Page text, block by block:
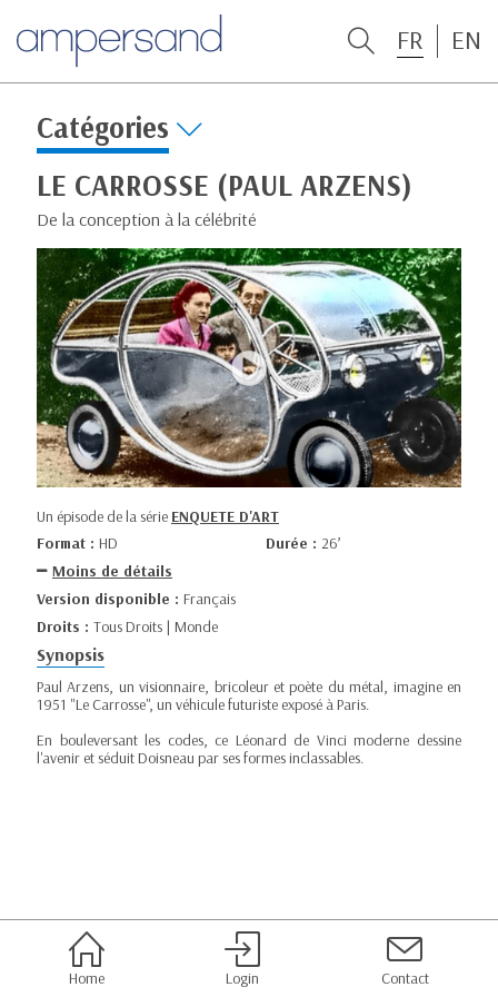
FR EN
Catégories
LE CARROSSE (PAUL ARZENS)
De la conception à la célébrité
Un épisode de la série ENQUETE D'ART
Format : HD Durée : 26’
Moins de détails
Version disponible : Français
Droits : Tous Droits | Monde
Synopsis
Paul Arzens, un visionnaire, bricoleur et poète du métal, imagine en
1951 "Le Carrosse", un véhicule futuriste exposé à Paris.
En bouleversant les codes, ce Léonard de Vinci moderne dessine
l'avenir et séduit Doisneau par ses formes inclassables.
Home Login Contact